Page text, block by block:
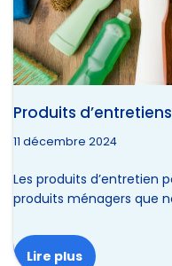
Produits
11 décembre 2024
Les produits d’entretien
produits ménagers que
Lire plus